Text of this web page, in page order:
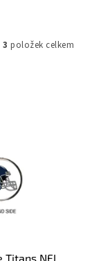
3 položek celkem
NFL